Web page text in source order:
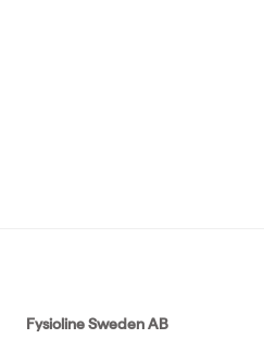
Fysioline Sweden AB